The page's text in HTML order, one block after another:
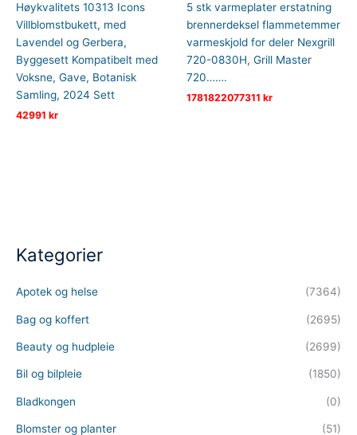
Høykvalitets 10313 Icons
Villblomstbukett, med
Lavendel og Gerbera,
Byggesett Kompatibelt med
Voksne, Gave, Botanisk
Samling, 2024 Sett
42991 kr
5 stk varmeplater erstatning
brennerdeksel flammetemmer
varmeskjold for deler Nexgrill
720-0830H, Grill Master
720…….
1781822077311 kr
Kategorier
Apotek og helse (7364)
Bag og koffert (2695)
Beauty og hudpleie (2699)
Bil og bilpleie (1850)
Bladkongen (0)
Blomster og planter (51)